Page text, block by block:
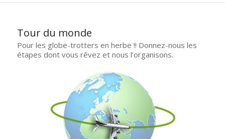
Tour du monde
Pour les globe-trotters en herbe !! Donnez-nous les
étapes dont vous rêvez et nous l’organisons.